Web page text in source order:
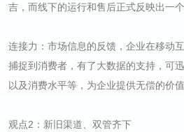
吉，而线下的运行和售后正式反映出一
连接力：市场信息的反馈，企业在移动
捕捉到消费者，有了大数据的支持，可
以及消费水平等，为企业提供无偿的价值
观点2：新旧渠道、双管齐下